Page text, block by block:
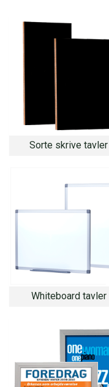
Sorte skrive tavler
Whiteboard tavler